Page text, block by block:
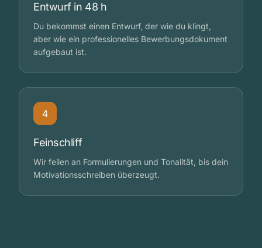
Entwurf in 48 h
Du bekommst einen Entwurf, der wie du klingt,
aber wie ein professionelles Bewerbungsdokument
aufgebaut ist.
4
Feinschliff
Wir feilen an Formulierungen und Tonalität, bis dein
Motivationsschreiben überzeugt.